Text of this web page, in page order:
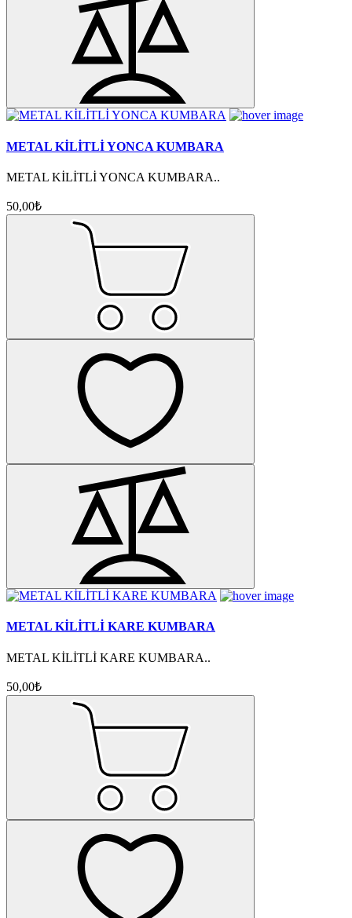
METAL KİLİTLİ YONCA KUMBARA
METAL KİLİTLİ YONCA KUMBARA..
50,00₺
METAL KİLİTLİ KARE KUMBARA
METAL KİLİTLİ KARE KUMBARA..
50,00₺